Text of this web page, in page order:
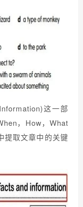
这一部
，How，What
提取文章中的关键